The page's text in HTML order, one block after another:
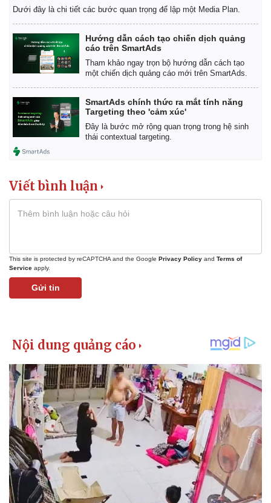
Kinh tế
Bất động sản
Khởi nghiệp
Thị trường
Giá vàng
Tiêu dùng
Tỷ giá
Chứng khoán
Dưới đây là chi tiết các bước quan trọng để lập một Media Plan.
Hướng dẫn cách tạo chiến dịch quảng
cáo trên SmartAds
Tham khảo ngay trọn bộ hướng dẫn cách tạo
một chiến dịch quảng cáo mới trên SmartAds.
SmartAds chính thức ra mắt tính năng
Targeting theo 'cảm xúc'
Đây là bước mở rộng quan trọng trong hệ sinh
thái contextual targeting.
Viết bình luận
This site is protected by reCAPTCHA and the Google Privacy Policy and Terms of
Service apply.
Gửi tin